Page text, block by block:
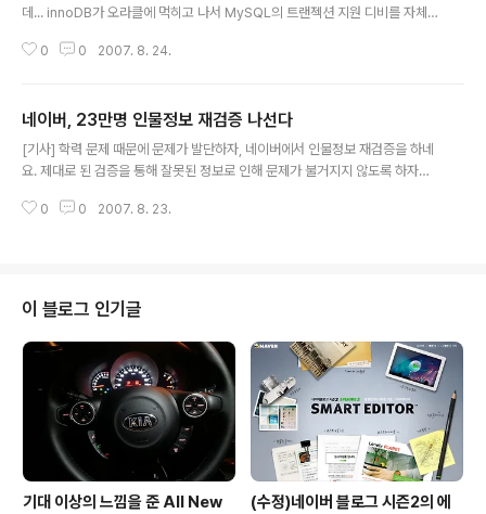
데... innoDB가 오라클에 먹히고 나서 MySQL의 트랜젝션 지원 디비를 자체
아졌을지(또는 나빠졌을지) 모르겠는데... 뭐 기능상으로는 이노디비보다 좋게
0 0 2007. 8. 24.
네이버, 23만명 인물정보 재검증 나선다
[기사] 학력 문제 때문에 문제가 발단하자, 네이버에서 인물정보 재검증을 하네
요. 제대로 된 검증을 통해 잘못된 정보로 인해 문제가 불거지지 않도록 하자는
수 있도록 하니 조금 더 정확한 정보가 될 수 있겠네요. 하지만, 본인(인물)이 거
0 0 2007. 8. 23.
이 블로그 인기글
기대 이상의 느낌을 준 All New
(수정)네이버 블로그 시즌2의 에